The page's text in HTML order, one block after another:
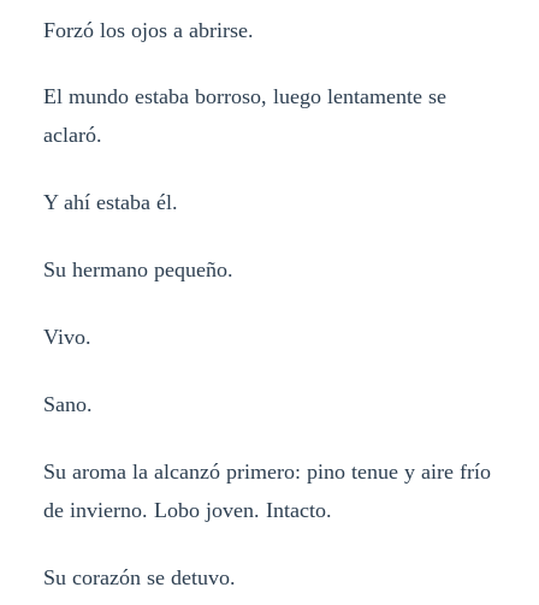
Forzó los ojos a abrirse.
El mundo estaba borroso, luego lentamente se
aclaró.
Y ahí estaba él.
Su hermano pequeño.
Vivo.
Sano.
Su aroma la alcanzó primero: pino tenue y aire frío
de invierno. Lobo joven. Intacto.
Su corazón se detuvo.